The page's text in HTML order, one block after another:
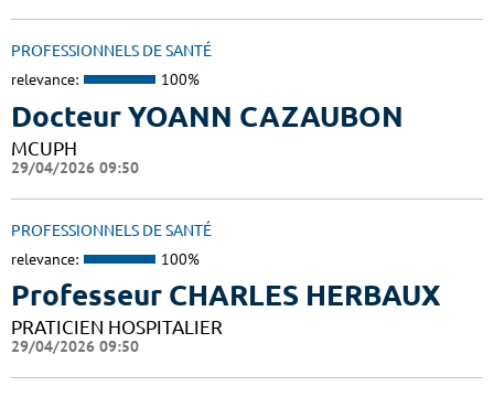
PROFESSIONNELS DE SANTÉ
relevance: 100%
Docteur YOANN CAZAUBON
MCUPH
29/04/2026 09:50
PROFESSIONNELS DE SANTÉ
relevance: 100%
Professeur CHARLES HERBAUX
PRATICIEN HOSPITALIER
29/04/2026 09:50